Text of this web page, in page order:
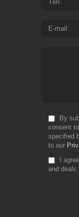
Tên
E-mail
By
consent
specified
to our
I
and deals